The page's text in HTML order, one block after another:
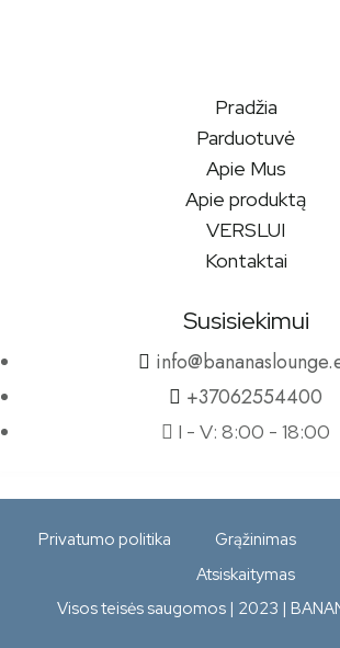
Pradžia
Parduotuvė
Apie Mus
Apie produktą
VERSLUI
Kontaktai
Susisiekimui
+37062554400
I - V: 8:00 - 18:00
Visos teisės saugomos | 2023 |
Privatumo politika Grąžinimas
Atsiskaitymas